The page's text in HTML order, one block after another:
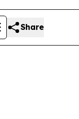
Share